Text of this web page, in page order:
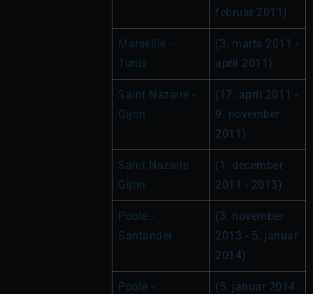
februar 2011)
Marseille -
Tunis
(3. marts 2011 -
april 2011)
Saint Nazaire -
Gijon
(17. april 2011 -
9. november
2011)
Saint Nazaire -
Gijon
(1. december
2011 - 2013)
Poole -
Santander
(3. november
2013 - 5. januar
2014)
Poole -
(5. januar 2014